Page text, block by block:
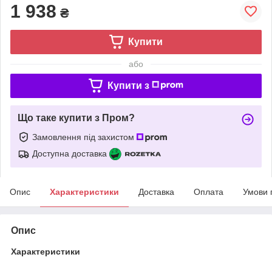
1 938 ₴
Купити
або
Купити з
Що таке купити з Пром?
Замовлення під захистом
Доступна доставка
Опис Характеристики Доставка Оплата Умови
Опис
Характеристики